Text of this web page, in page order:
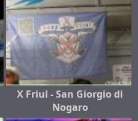
X Friul - San Giorgio di
Nogaro